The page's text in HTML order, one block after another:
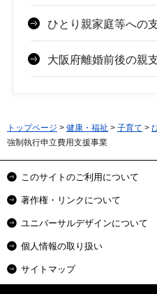
ひとり親家庭等への
大阪府離婚前後の親
トップページ > 健康・福祉 > 子育て >
強制執行申立費用支援事業
このサイトのご利用について
著作権・リンクについて
ユニバーサルデザインについて
個人情報の取り扱い
サイトマップ